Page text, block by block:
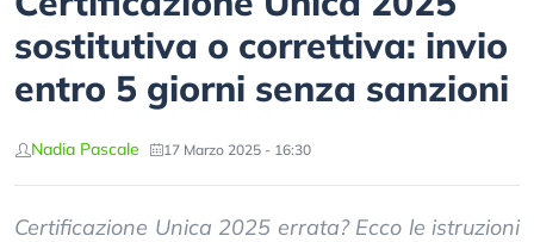
sostitutiva o correttiva: invio
entro 5 giorni senza sanzioni
Nadia Pascale 17 Marzo 2025 - 16:30
Certificazione Unica 2025 errata? Ecco le istruzioni